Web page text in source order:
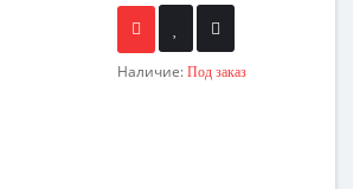
Наличие: Под заказ